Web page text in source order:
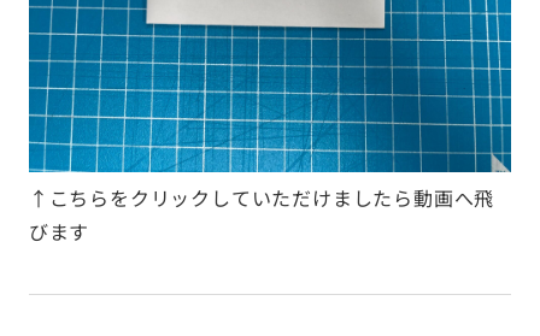
↑こちらをクリックしていただけましたら動画へ飛
びます